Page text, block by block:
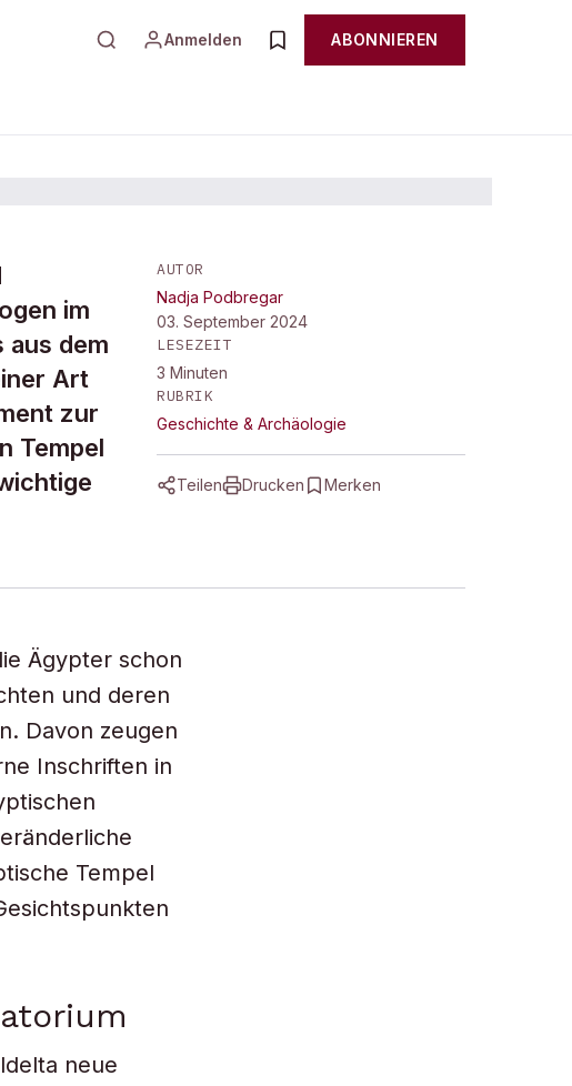
Anmelden ABONNIEREN
im
aus dem
Art
zur
Tempel
AUTOR
Nadja Podbregar
03. September 2024
LESEZEIT
3 Minuten
RUBRIK
Geschichte & Archäologie
Teilen Drucken Merken
Ägypter schon
und deren
Davon zeugen
Inschriften in
Tempel
neue